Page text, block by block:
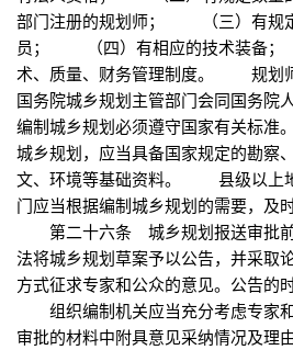
部门注册的规划师； （三）有规
员； （四）有相应的技术装备
术、质量、财务管理制度。 规划
国务院城乡规划主管部门会同国务
编制城乡规划必须遵守国家有关
城乡规划，应当具备国家规定的勘察
文、环境等基础资料。 县级以上
门应当根据编制城乡规划的需要，及
第二十六条 城乡规划报送审批前
法将城乡规划草案予以公告，并采取
方式征求专家和公众的意见。公告的
组织编制机关应当充分考虑专家
审批的材料中附具意见采纳情况